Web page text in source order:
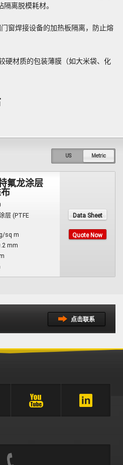
离脱模耗材。
门窗焊接设备的加热板隔离，防止熔
硬材质的包装薄膜（如大米袋、化
US Metric
氟龙涂层
层 (PTFE
sq m
mm
Data Sheet
Quote Now
点击联系